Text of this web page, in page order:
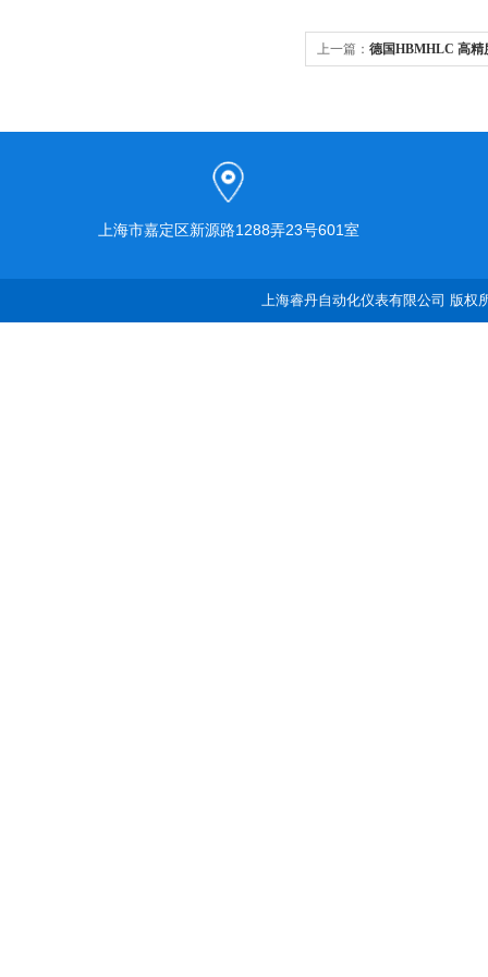
上一篇： 德国HBMHLC 高精
上海市嘉定区新源路1288弄23号601室
上海睿丹自动化仪表有限公司 版权